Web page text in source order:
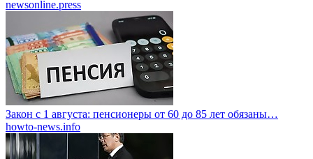
newsonline.press
Закон с 1 августа: пенсионеры от 60 до 85 лет обязаны…
howto-news.info